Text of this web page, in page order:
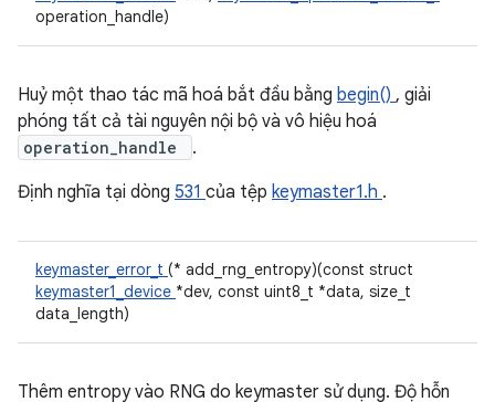
operation_handle)
Huỷ một thao tác mã hoá bắt đầu bằng begin() , giải
phóng tất cả tài nguyên nội bộ và vô hiệu hoá
operation_handle
.
Định nghĩa tại dòng 531 của tệp keymaster1.h .
keymaster_error_t (* add_rng_entropy)(const struct
keymaster1_device *dev, const uint8_t *data, size_t
data_length)
Thêm entropy vào RNG do keymaster sử dụng. Độ hỗn